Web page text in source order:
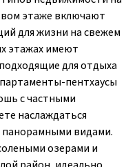
этаже включают
для жизни на свежем
этажах имеют
для отдыха
пентхаусы
с частными
наслаждаться
видами.
озерами и